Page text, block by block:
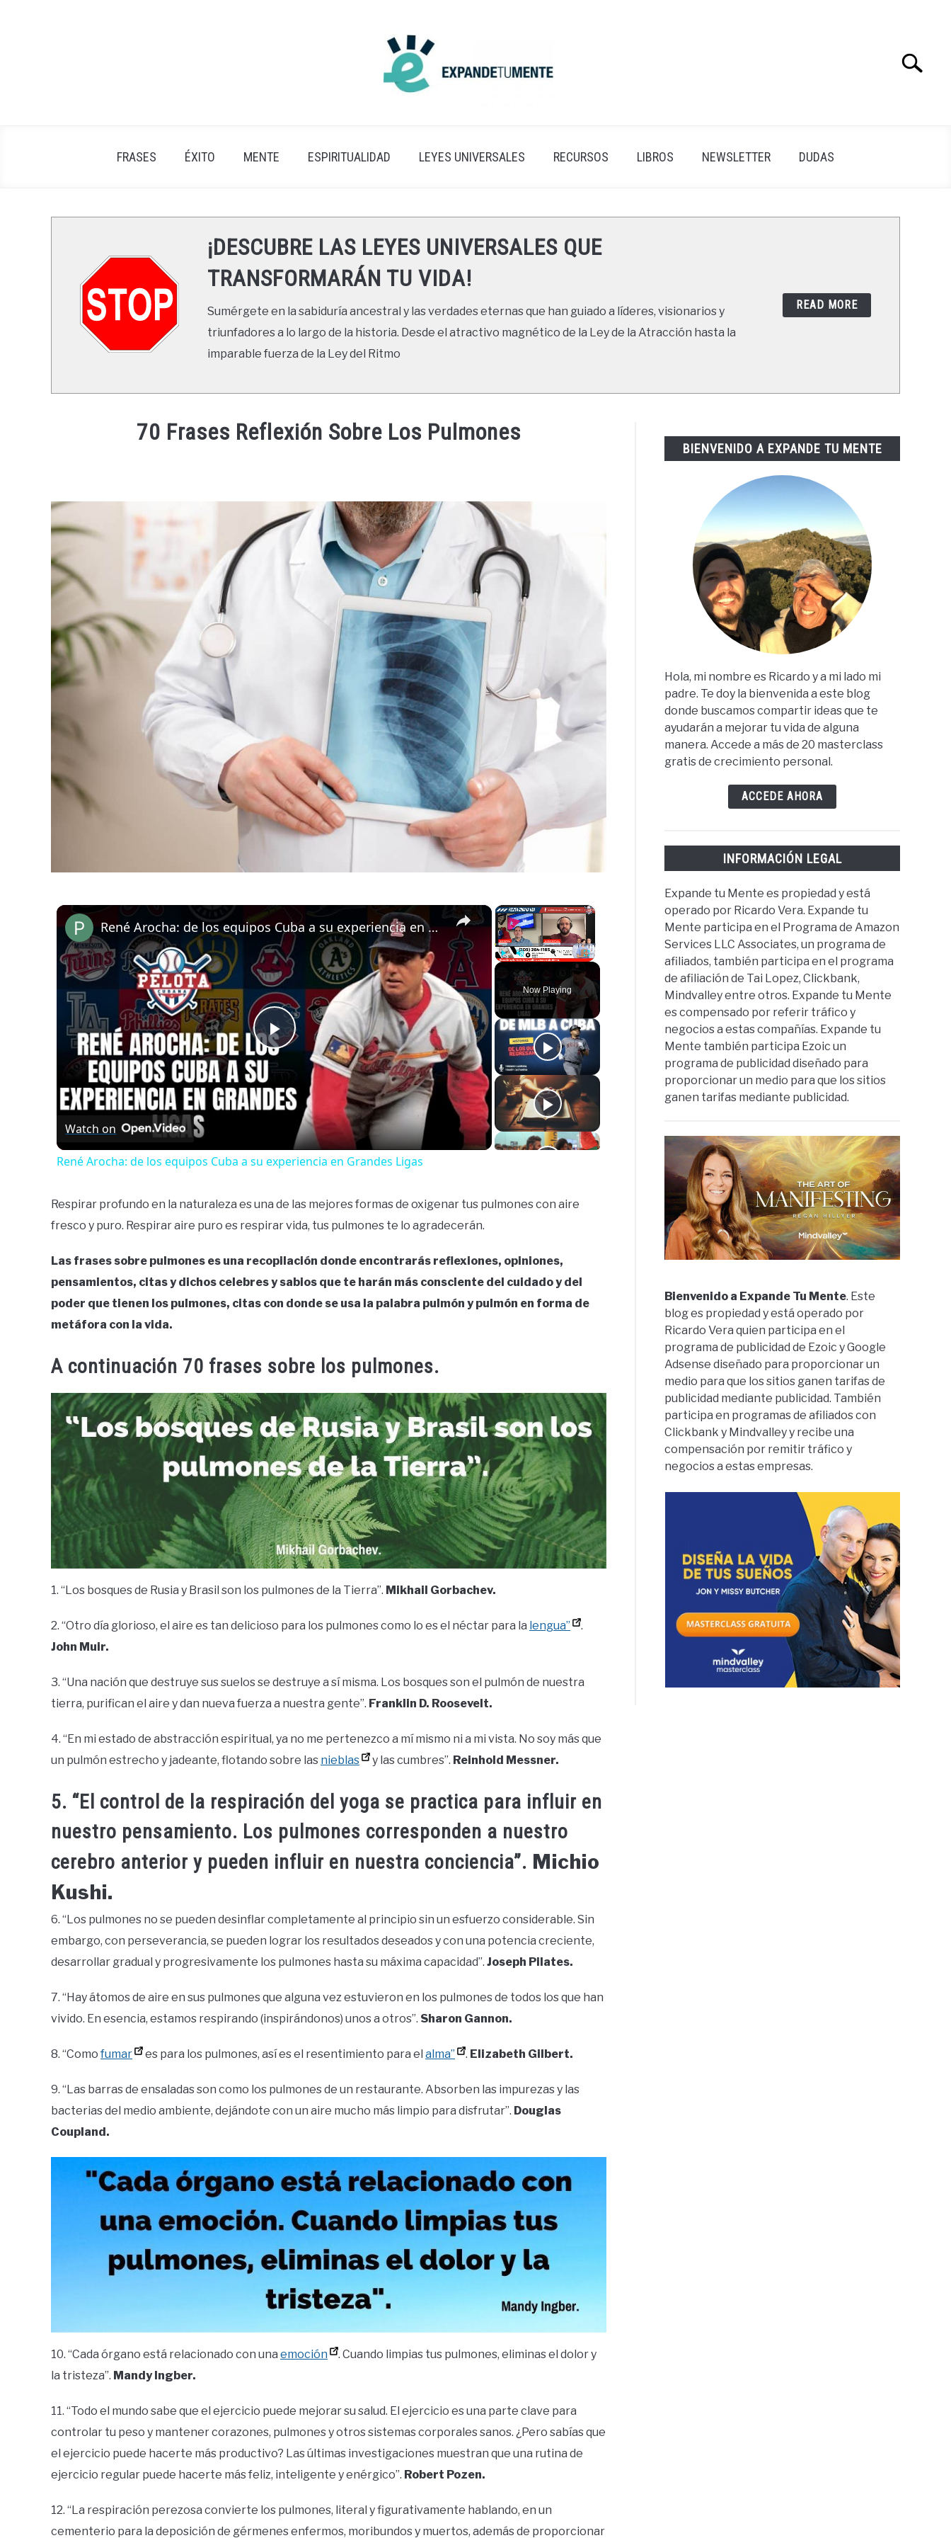
Search
FRASES ÉXITO MENTE ESPIRITUALIDAD LEYES UNIVERSALES RECURSOS LIBROS NEWSLETTER DUDAS
¡DESCUBRE LAS LEYES UNIVERSALES QUE
TRANSFORMARÁN TU VIDA!
Sumérgete en la sabiduría ancestral y las verdades eternas que han guiado a líderes, visionarios y
triunfadores a lo largo de la historia. Desde el atractivo magnético de la Ley de la Atracción hasta la
imparable fuerza de la Ley del Ritmo
READ MORE
70 Frases Reflexión Sobre Los Pulmones
in
Frases
×
Fullscreen
Now Playing
×
Play
Video
René Arocha: de los equipos Cuba a su experiencia en Grandes Ligas
Watch on
René Arocha: de los equipos Cuba a su experiencia en Grandes Ligas
Respirar profundo en la naturaleza es una de las mejores formas de oxigenar tus pulmones con aire
fresco y puro. Respirar aire puro es respirar vida, tus pulmones te lo agradecerán.
Las frases sobre pulmones es una recopilación donde encontrarás reflexiones, opiniones,
pensamientos, citas y dichos celebres y sabios que te harán más consciente del cuidado y del
poder que tienen los pulmones, citas con donde se usa la palabra pulmón y pulmón en forma de
metáfora con la vida.
A continuación 70 frases sobre los pulmones.
1. “Los bosques de Rusia y Brasil son los pulmones de la Tierra”. Mikhail Gorbachev.
2. “Otro día glorioso, el aire es tan delicioso para los pulmones como lo es el néctar para la lengua”
.
John Muir.
3. “Una nación que destruye sus suelos se destruye a sí misma. Los bosques son el pulmón de nuestra
tierra, purifican el aire y dan nueva fuerza a nuestra gente”. Franklin D. Roosevelt.
4. “En mi estado de abstracción espiritual, ya no me pertenezco a mí mismo ni a mi vista. No soy más que
un pulmón estrecho y jadeante, flotando sobre las nieblas y las cumbres”. Reinhold Messner.
5. “El control de la respiración del yoga se practica para influir en
nuestro pensamiento. Los pulmones corresponden a nuestro
cerebro anterior y pueden influir en nuestra conciencia”. Michio
Kushi.
6. “Los pulmones no se pueden desinflar completamente al principio sin un esfuerzo considerable. Sin
embargo, con perseverancia, se pueden lograr los resultados deseados y con una potencia creciente,
desarrollar gradual y progresivamente los pulmones hasta su máxima capacidad”. Joseph Pilates.
7. “Hay átomos de aire en sus pulmones que alguna vez estuvieron en los pulmones de todos los que han
vivido. En esencia, estamos respirando (inspirándonos) unos a otros”. Sharon Gannon.
8. “Como fumar es para los pulmones, así es el resentimiento para el alma” . Elizabeth Gilbert.
9. “Las barras de ensaladas son como los pulmones de un restaurante. Absorben las impurezas y las
bacterias del medio ambiente, dejándote con un aire mucho más limpio para disfrutar”. Douglas
Coupland.
10. “Cada órgano está relacionado con una emoción
. Cuando limpias tus pulmones, eliminas el dolor y
la tristeza”. Mandy Ingber.
11. “Todo el mundo sabe que el ejercicio puede mejorar su salud. El ejercicio es una parte clave para
controlar tu peso y mantener corazones, pulmones y otros sistemas corporales sanos. ¿Pero sabías que
el ejercicio puede hacerte más productivo? Las últimas investigaciones muestran que una rutina de
ejercicio regular puede hacerte más feliz, inteligente y enérgico”. Robert Pozen.
12. “La respiración perezosa convierte los pulmones, literal y figurativamente hablando, en un
cementerio para la deposición de gérmenes enfermos, moribundos y muertos, además de proporcionar
BIENVENIDO A EXPANDE TU MENTE
Hola, mi nombre es Ricardo y a mi lado mi
padre. Te doy la bienvenida a este blog
donde buscamos compartir ideas que te
ayudarán a mejorar tu vida de alguna
manera. Accede a más de 20 masterclass
gratis de crecimiento personal.
ACCEDE AHORA
INFORMACIÓN LEGAL
Expande tu Mente es propiedad y está
operado por Ricardo Vera. Expande tu
Mente participa en el Programa de Amazon
Services LLC Associates, un programa de
afiliados, también participa en el programa
de afiliación de Tai Lopez, Clickbank,
Mindvalley entre otros. Expande tu Mente
es compensado por referir tráfico y
negocios a estas compañías. Expande tu
Mente también participa Ezoic un
programa de publicidad diseñado para
proporcionar un medio para que los sitios
ganen tarifas mediante publicidad.
Bienvenido a Expande Tu Mente. Este
blog es propiedad y está operado por
Ricardo Vera quien participa en el
programa de publicidad de Ezoic y Google
Adsense diseñado para proporcionar un
medio para que los sitios ganen tarifas de
publicidad mediante publicidad. También
participa en programas de afiliados con
Clickbank y Mindvalley y recibe una
compensación por remitir tráfico y
negocios a estas empresas.